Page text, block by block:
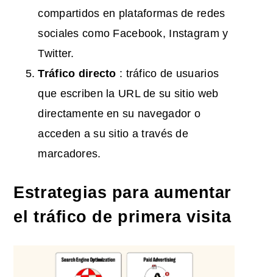
compartidos en plataformas de redes
sociales como Facebook, Instagram y
Twitter.
Tráfico directo : tráfico de usuarios
que escriben la URL de su sitio web
directamente en su navegador o
acceden a su sitio a través de
marcadores.
Estrategias para aumentar
el tráfico de primera visita